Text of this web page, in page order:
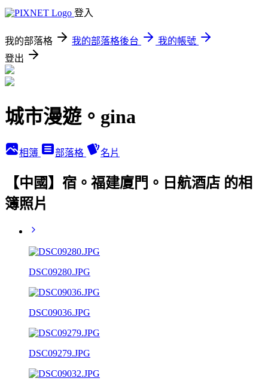
登入
我的部落格 我的部落格後台
我的帳號
登出
城市漫遊。gina
相簿 部落格 名片
【中國】宿。福建廈門。日航酒店 的相
簿照片
DSC09280.JPG
DSC09036.JPG
DSC09279.JPG